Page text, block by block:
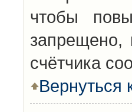
чтобы
запрещено,
счётчика
Вернуться